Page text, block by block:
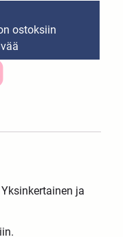
ostoksiin
ja